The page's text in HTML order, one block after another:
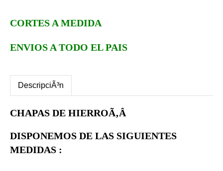
CORTES A MEDIDA
ENVIOS A TODO EL PAIS
DescripciÃ³n
CHAPAS DE HIERROÃ‚Â
DISPONEMOS DE LAS SIGUIENTES
MEDIDAS :